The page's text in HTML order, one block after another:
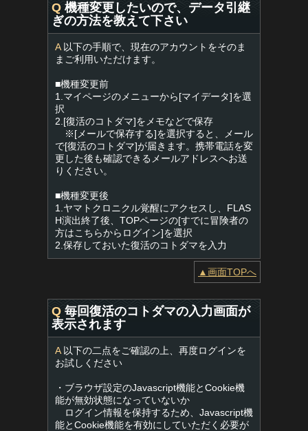
Q 機種変更したいので、データ引継
ぎの方法を教えて下さい
A以下の手順で、現在のアカウントをそのま
まご利用いただけます。
■機種変更前
1.マイページのメニューから[マイデータ]を選
択
2.[復活のコトダマ]をメモなどで保存
※[メールで保存する]を選択すると、メール
で[復活のコトダマ]が届きます。携帯電話を変
更した後も確認できるメールアドレスへお送
りください。
■機種変更後
1.ヤマトクロニクル覚醒にアクセスし、FLAS
H演出終了後、TOPページの[すでに冒険者の
方はこちらからログイン]を選択
2.保存しておいた復活のコトダマを入力
▲画面TOPへ
Q 毎回復活のコトダマの入力画面が
表示されます
A以下の二点をご確認の上、再度ログインを
お試しください
・ブラウザ設定のJavascript機能とCookie機
能が無効状態になっていないか
ログイン情報を保持するため、Javascript機
能とCookie機能を有効にしていただく必要が